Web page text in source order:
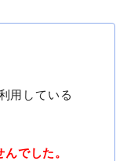
用している
でした。